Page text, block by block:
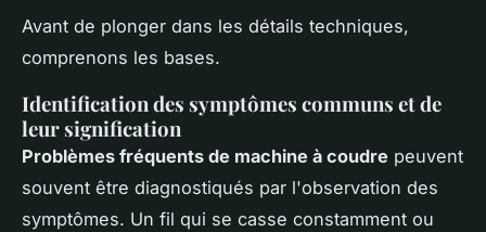
Avant de plonger dans les détails techniques,
comprenons les bases.
Identification des symptômes communs et de
leur signification
Problèmes fréquents de machine à coudre peuvent
souvent être diagnostiqués par l'observation des
symptômes. Un fil qui se casse constamment ou